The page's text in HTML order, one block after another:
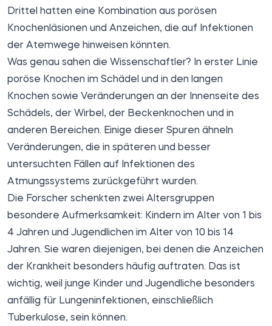
Drittel hatten eine Kombination aus porösen
Knochenläsionen und Anzeichen, die auf Infektionen
der Atemwege hinweisen könnten.
Was genau sahen die Wissenschaftler? In erster Linie
poröse Knochen im Schädel und in den langen
Knochen sowie Veränderungen an der Innenseite des
Schädels, der Wirbel, der Beckenknochen und in
anderen Bereichen. Einige dieser Spuren ähneln
Veränderungen, die in späteren und besser
untersuchten Fällen auf Infektionen des
Atmungssystems zurückgeführt wurden.
Die Forscher schenkten zwei Altersgruppen
besondere Aufmerksamkeit: Kindern im Alter von 1 bis
4 Jahren und Jugendlichen im Alter von 10 bis 14
Jahren. Sie waren diejenigen, bei denen die Anzeichen
der Krankheit besonders häufig auftraten. Das ist
wichtig, weil junge Kinder und Jugendliche besonders
anfällig für Lungeninfektionen, einschließlich
Tuberkulose, sein können.